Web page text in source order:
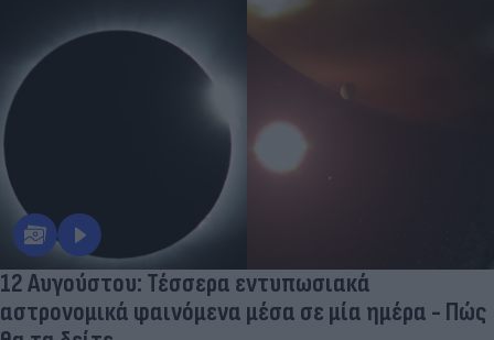
12 Αυγούστου: Τέσσερα εντυπωσιακά
αστρονομικά φαινόμενα μέσα σε μία ημέρα - Πώς